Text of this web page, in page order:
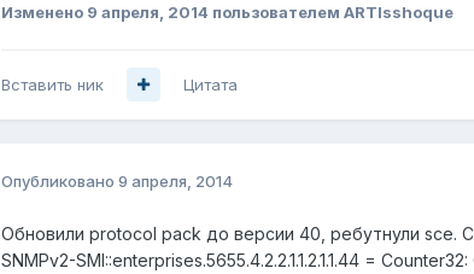
Изменено 9 апреля, 2014 пользователем ARTIsshoque
Вставить ник Цитата
Опубликовано 9 апреля, 2014
Обновили protocol pack до версии 40, ребутнули sce.
SNMPv2-SMI::enterprises.5655.4.2.2.1.1.2.1.1.44 = Counter32: